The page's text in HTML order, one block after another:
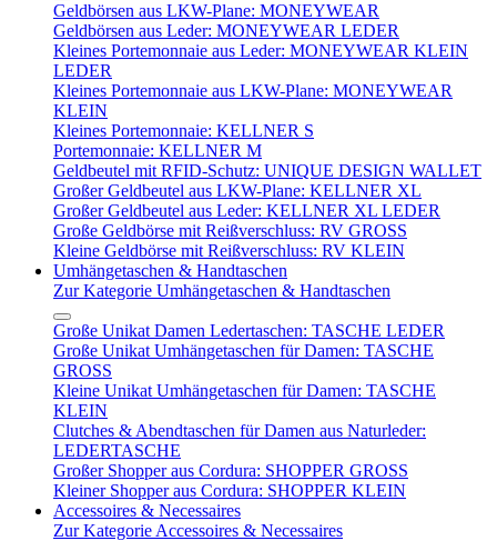
Geldbörsen aus LKW-Plane: MONEYWEAR
Geldbörsen aus Leder: MONEYWEAR LEDER
Kleines Portemonnaie aus Leder: MONEYWEAR KLEIN
LEDER
Kleines Portemonnaie aus LKW-Plane: MONEYWEAR
KLEIN
Kleines Portemonnaie: KELLNER S
Portemonnaie: KELLNER M
Geldbeutel mit RFID-Schutz: UNIQUE DESIGN WALLET
Großer Geldbeutel aus LKW-Plane: KELLNER XL
Großer Geldbeutel aus Leder: KELLNER XL LEDER
Große Geldbörse mit Reißverschluss: RV GROSS
Kleine Geldbörse mit Reißverschluss: RV KLEIN
Umhängetaschen & Handtaschen
Zur Kategorie Umhängetaschen & Handtaschen
Große Unikat Damen Ledertaschen: TASCHE LEDER
Große Unikat Umhängetaschen für Damen: TASCHE
GROSS
Kleine Unikat Umhängetaschen für Damen: TASCHE
KLEIN
Clutches & Abendtaschen für Damen aus Naturleder:
LEDERTASCHE
Großer Shopper aus Cordura: SHOPPER GROSS
Kleiner Shopper aus Cordura: SHOPPER KLEIN
Accessoires & Necessaires
Zur Kategorie Accessoires & Necessaires